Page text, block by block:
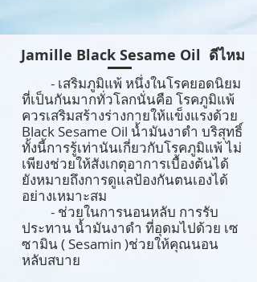
Jamille Black Sesame Oil ดีไหม
- เสริมภูมิแพ้ หนึ่งในโรคยอดนิยม
ที่เป็นกันมากทั่วโลกนั่นคือ โรคภูมิแพ้
ควรเสริมสร้างร่างกายให้แข็งแรงด้วย
Black Sesame Oil น้ำมันงาดำ บริสุทธิ์
ทั้งนี้การรู้เท่านันเกี่ยวกับโรคภูมิแพ้ ไม่
เพียงช่วยให้สังเกตุอาการเบื้องต้นได้
ยังหมายถึงการดูแลป้องกันตนเองได้
อย่างเหมาะสม
- ช่วยในการนอนหลับ การรับ
ประทาน น้ำมันงาดำ ที่อุดมไปด้วย เซ
ซามิน ( Sesamin )ช่วยให้คุณนอน
หลับสบาย